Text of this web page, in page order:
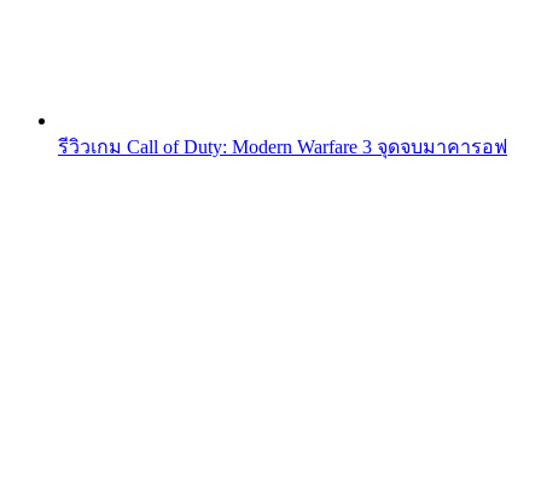
รีวิวเกม Call of Duty: Modern Warfare 3 จุดจบมาคารอฟ